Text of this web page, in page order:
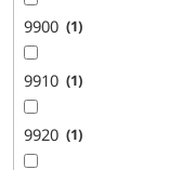
9900 1
9910 1
9920 1